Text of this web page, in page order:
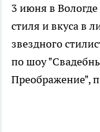
3 июня в
стиля и вкуса в
звездного
по шоу
Преображение",